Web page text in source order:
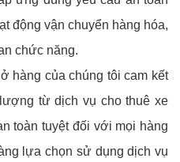
động vận chuyển hàng hóa,
chức năng.
hàng của chúng tôi cam kết
từ dịch vụ cho thuê xe
toàn tuyệt đối với mọi hàng
lựa chọn sử dụng dịch vụ